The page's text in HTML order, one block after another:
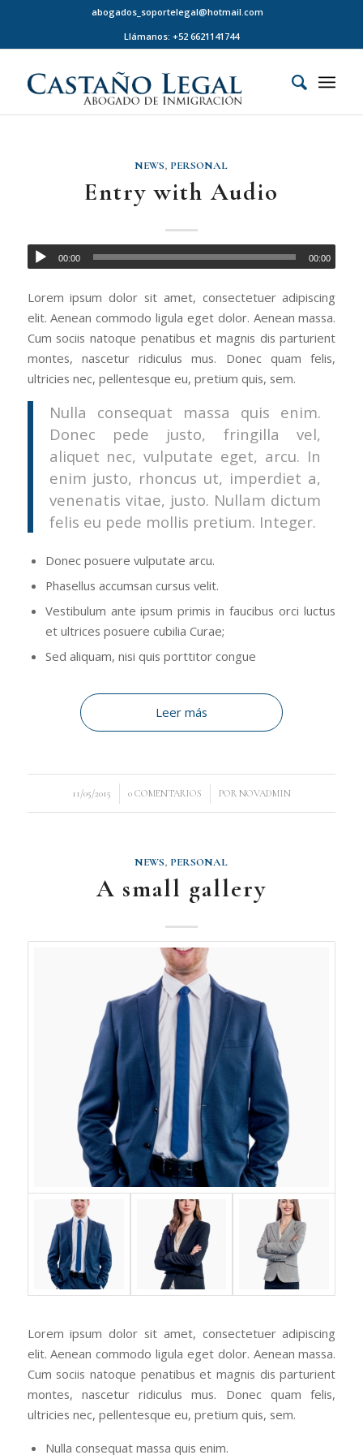
abogados_soportelegal@hotmail.com
Llámanos: +52 6621141744
NEWS, PERSONAL
Entry with Audio
00:00 00:00
Lorem ipsum dolor sit amet, consectetuer adipiscing
elit. Aenean commodo ligula eget dolor. Aenean massa.
Cum sociis natoque penatibus et magnis dis parturient
montes, nascetur ridiculus mus. Donec quam felis,
ultricies nec, pellentesque eu, pretium quis, sem.
Nulla consequat massa quis enim.
Donec pede justo, fringilla vel,
aliquet nec, vulputate eget, arcu. In
enim justo, rhoncus ut, imperdiet a,
venenatis vitae, justo. Nullam dictum
felis eu pede mollis pretium. Integer.
Donec posuere vulputate arcu.
Phasellus accumsan cursus velit.
Vestibulum ante ipsum primis in faucibus orci luctus
et ultrices posuere cubilia Curae;
Sed aliquam, nisi quis porttitor congue
Leer más
11/05/2015 0 COMENTARIOS
/ POR NOVADMIN
NEWS, PERSONAL
A small gallery
Lorem ipsum dolor sit amet, consectetuer adipiscing
elit. Aenean commodo ligula eget dolor. Aenean massa.
Cum sociis natoque penatibus et magnis dis parturient
montes, nascetur ridiculus mus. Donec quam felis,
ultricies nec, pellentesque eu, pretium quis, sem.
Nulla consequat massa quis enim.